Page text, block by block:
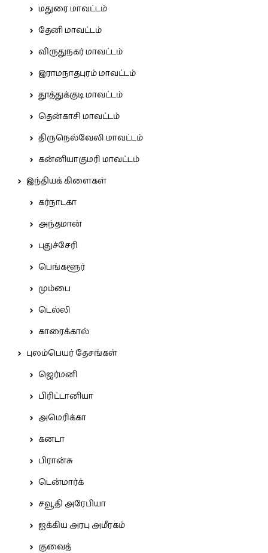
மதுரை மாவட்டம்
தேனி மாவட்டம்
விருதுநகர் மாவட்டம்
இராமநாதபுரம் மாவட்டம்
தூத்துக்குடி மாவட்டம்
தென்காசி மாவட்டம்
திருநெல்வேலி மாவட்டம்
கன்னியாகுமரி மாவட்டம்
இந்தியக் கிளைகள்
கர்நாடகா
அந்தமான்
புதுச்சேரி
பெங்களூர்
மும்பை
டெல்லி
காரைக்கால்
புலம்பெயர் தேசங்கள்
ஜெர்மனி
பிரிட்டானியா
அமெரிக்கா
கனடா
பிரான்சு
டென்மார்க்
சவூதி அரேபியா
ஐக்கிய அரபு அமீரகம்
குவைத்